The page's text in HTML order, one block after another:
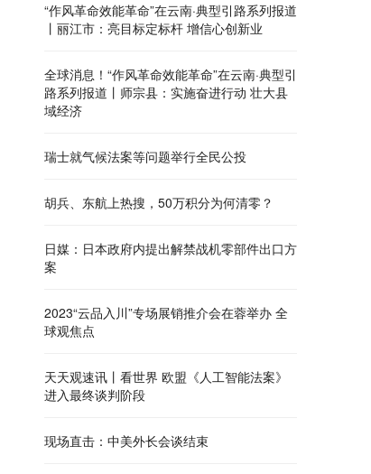
“作风革命效能革命”在云南·典型引路系列报道
丨丽江市：亮目标定标杆 增信心创新业
全球消息！“作风革命效能革命”在云南·典型引
路系列报道丨师宗县：实施奋进行动 壮大县
域经济
瑞士就气候法案等问题举行全民公投
胡兵、东航上热搜，50万积分为何清零？
日媒：日本政府内提出解禁战机零部件出口方
案
2023“云品入川”专场展销推介会在蓉举办 全
球观焦点
天天观速讯丨看世界 欧盟《人工智能法案》
进入最终谈判阶段
现场直击：中美外长会谈结束